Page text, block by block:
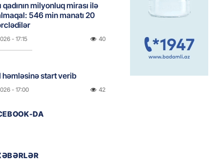
qadının milyonluq mirası ilə
546 min manatı 20
- 17:15 40
həmləsinə start verib
- 17:00 42
DA